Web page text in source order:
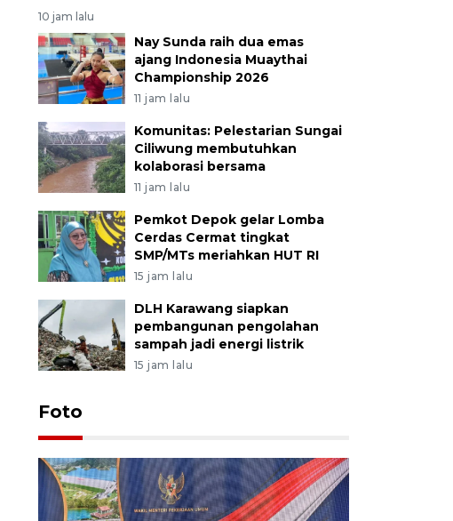
10 jam lalu
Nay Sunda raih dua emas
ajang Indonesia Muaythai
Championship 2026
11 jam lalu
Komunitas: Pelestarian Sungai
Ciliwung membutuhkan
kolaborasi bersama
11 jam lalu
Pemkot Depok gelar Lomba
Cerdas Cermat tingkat
SMP/MTs meriahkan HUT RI
15 jam lalu
DLH Karawang siapkan
pembangunan pengolahan
sampah jadi energi listrik
15 jam lalu
Foto